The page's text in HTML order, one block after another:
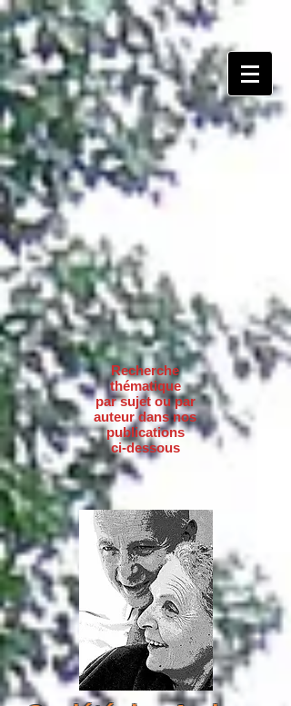
Recherche
thématique
par sujet ou par
auteur dans nos
publications
ci-dessous